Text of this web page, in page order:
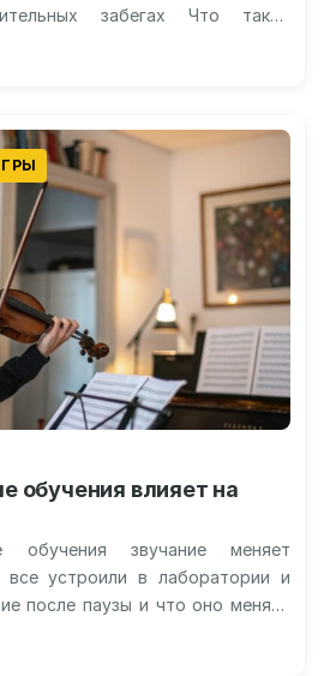
забегах Что такое
обучения влияет на
обучения звучание меняет
все устроили в лаборатории и
после паузы и что оно меняет